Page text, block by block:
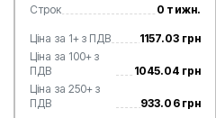
Строк
0 тижн.
Ціна за 1+ з ПДВ
1157.03 грн
Ціна за 100+ з
ПДВ
1045.04 грн
Ціна за 250+ з
ПДВ
933.06 грн